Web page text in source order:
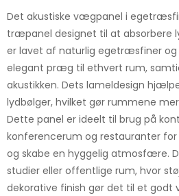
Det akustiske vægpanel i
træpanel designet til at absorbere
er lavet af naturlig egetræsfiner
elegant præg til ethvert rum,
akustikken. Dets lameldesign
lydbølger, hvilket gør rummene
Dette panel er ideelt til brug på
konferencerum og restauranter
og skabe en hyggelig atmosfære.
studier eller offentlige rum, hvor
dekorative finish gør det til et godt